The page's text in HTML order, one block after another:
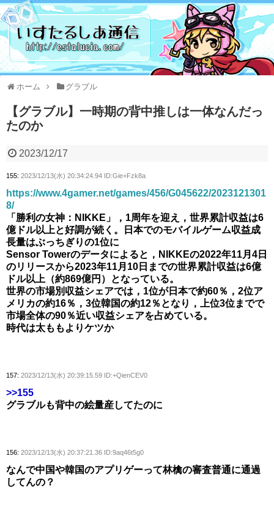
ホーム グラブル
【グラブル】一時期の背中推しは一体なんだっ
たのか
2023/12/17
155: 2023/12/13(水) 20:34:24.94 ID:Gie+Fzk8a
https://www.4gamer.net/games/456/G045622/2023121301
8/
「勝利の女神：NIKKE」，1周年を迎え，世界累計収益は6
億ドル以上と好調が続く。日本でのモバイルゲーム収益成
長量はぶっちぎりの1位に
Sensor Towerのデータによると，NIKKEの2022年11月4日
のリリースから2023年11月10日までの世界累計収益は6億
ドル以上（約869億円）となっている。
世界の市場別収益シェアでは，1位が日本で約60％，2位ア
メリカの約16％，3位韓国の約12％となり，上位3位までで
市場全体の90％近い収益シェアを占めている。
時代は太ももよりケツか
157: 2023/12/13(水) 20:39:15.59 ID:+QienCEV0
>>155
グラブルも背中の絵量産してたのに
156: 2023/12/13(水) 20:37:21.36 ID:9aq46t5g0
なんで中国や韓国のアプリゲーって林檎の審査普通に通過
してんの？